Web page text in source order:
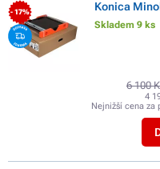
- 17% Konica
Skladem 9 ks
6 100
4
Nejnižší cena za